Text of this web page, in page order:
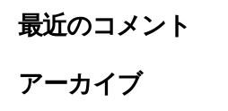
最近のコメント
アーカイブ